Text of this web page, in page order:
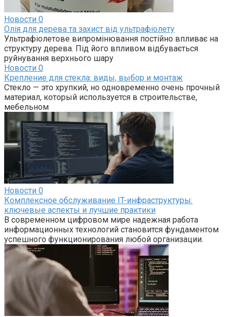
Новости 0
Олія для дерева та захист від ультрафіолету
Ультрафіолетове випромінювання постійно впливає на
структуру дерева. Під його впливом відбувається
руйнування верхнього шару
Новости 0
Крепление для стекла: виды, выбор и монтаж
Стекло — это хрупкий, но одновременно очень прочный
материал, который используется в строительстве,
мебельном
Новости 0
Комплексное обслуживание IT-инфраструктуры:
ключевые аспекты и лучшие практики
В современном цифровом мире надежная работа
информационных технологий становится фундаментом
успешного функционирования любой организации.